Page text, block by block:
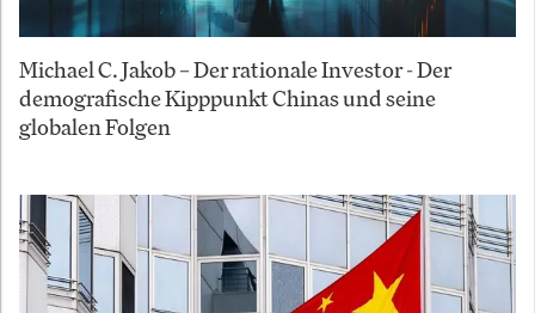
Michael C. Jakob – Der rationale Investor - Der
demografische Kipppunkt Chinas und seine
globalen Folgen